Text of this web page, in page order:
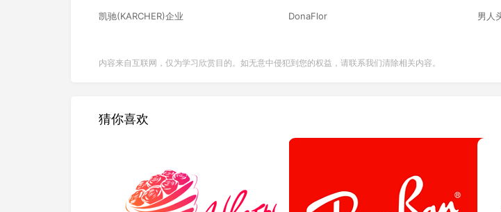
凯驰(KARCHER)企业 DonaFlor 男人
内容来自互联网，仅为学习欣赏目的。如无意中侵犯到您的权益，请联系我们清除相关内容。
猜你喜欢